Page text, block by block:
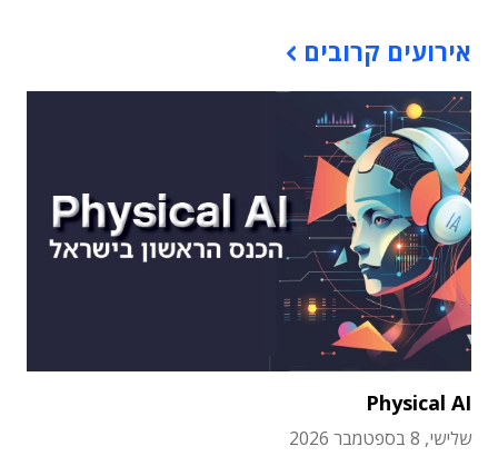
אירועים קרובים
Physical AI
שלישי, 8 בספטמבר 2026